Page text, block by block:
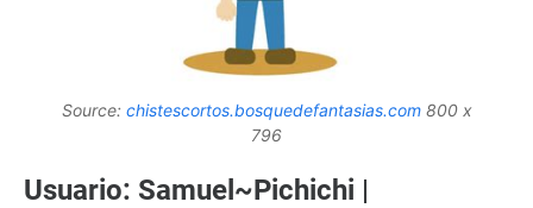
Source: chistescortos.bosquedefantasias.com800 x
796
Usuario: Samuel~Pichichi |